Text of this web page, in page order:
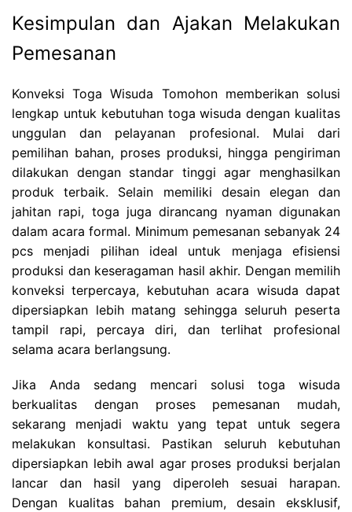
Kesimpulan dan Ajakan Melakukan
Pemesanan
Konveksi Toga Wisuda Tomohon memberikan solusi
lengkap untuk kebutuhan toga wisuda dengan kualitas
unggulan dan pelayanan profesional. Mulai dari
pemilihan bahan, proses produksi, hingga pengiriman
dilakukan dengan standar tinggi agar menghasilkan
produk terbaik. Selain memiliki desain elegan dan
jahitan rapi, toga juga dirancang nyaman digunakan
dalam acara formal. Minimum pemesanan sebanyak 24
pcs menjadi pilihan ideal untuk menjaga efisiensi
produksi dan keseragaman hasil akhir. Dengan memilih
konveksi terpercaya, kebutuhan acara wisuda dapat
dipersiapkan lebih matang sehingga seluruh peserta
tampil rapi, percaya diri, dan terlihat profesional
selama acara berlangsung.
Jika Anda sedang mencari solusi toga wisuda
berkualitas dengan proses pemesanan mudah,
sekarang menjadi waktu yang tepat untuk segera
melakukan konsultasi. Pastikan seluruh kebutuhan
dipersiapkan lebih awal agar proses produksi berjalan
lancar dan hasil yang diperoleh sesuai harapan.
Dengan kualitas bahan premium, desain eksklusif,